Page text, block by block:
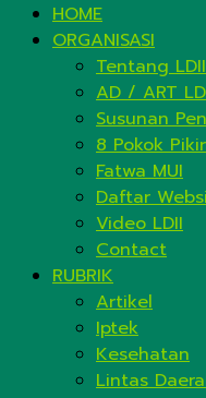
HOME
ORGANISASI
Tentang LDII
AD / ART
Susunan
8 Pokok
Fatwa MUI
Daftar
Video LDII
Contact
RUBRIK
Artikel
Iptek
Kesehatan
Lintas